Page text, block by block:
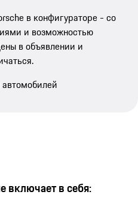
в конфигураторе - со
и возможностью
в объявлении и
включает в себя: